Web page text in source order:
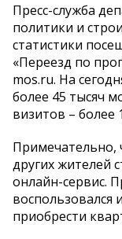
Пресс-служба
политики и
статистики
«Переезд по
mos.ru. На
более 45 тысяч
визитов – более
Примечательно,
других жителей
онлайн-сервис.
воспользовался
приобрести